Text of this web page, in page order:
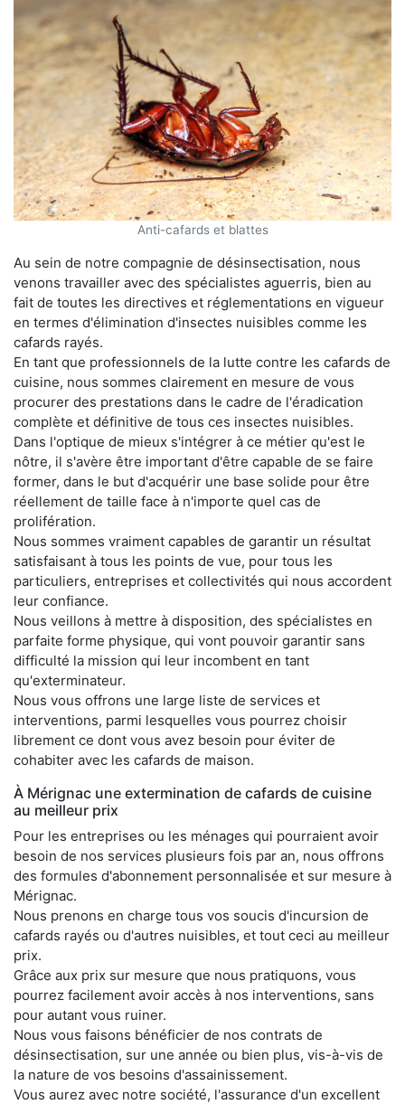
Anti-cafards et blattes
Au sein de notre compagnie de désinsectisation, nous
venons travailler avec des spécialistes aguerris, bien au
fait de toutes les directives et réglementations en vigueur
en termes d'élimination d'insectes nuisibles comme les
cafards rayés.
En tant que professionnels de la lutte contre les cafards de
cuisine, nous sommes clairement en mesure de vous
procurer des prestations dans le cadre de l'éradication
complète et définitive de tous ces insectes nuisibles.
Dans l'optique de mieux s'intégrer à ce métier qu'est le
nôtre, il s'avère être important d'être capable de se faire
former, dans le but d'acquérir une base solide pour être
réellement de taille face à n'importe quel cas de
prolifération.
Nous sommes vraiment capables de garantir un résultat
satisfaisant à tous les points de vue, pour tous les
particuliers, entreprises et collectivités qui nous accordent
leur confiance.
Nous veillons à mettre à disposition, des spécialistes en
parfaite forme physique, qui vont pouvoir garantir sans
difficulté la mission qui leur incombent en tant
qu'exterminateur.
Nous vous offrons une large liste de services et
interventions, parmi lesquelles vous pourrez choisir
librement ce dont vous avez besoin pour éviter de
cohabiter avec les cafards de maison.
À Mérignac une extermination de cafards de cuisine
au meilleur prix
Pour les entreprises ou les ménages qui pourraient avoir
besoin de nos services plusieurs fois par an, nous offrons
des formules d'abonnement personnalisée et sur mesure à
Mérignac.
Nous prenons en charge tous vos soucis d'incursion de
cafards rayés ou d'autres nuisibles, et tout ceci au meilleur
prix.
Grâce aux prix sur mesure que nous pratiquons, vous
pourrez facilement avoir accès à nos interventions, sans
pour autant vous ruiner.
Nous vous faisons bénéficier de nos contrats de
désinsectisation, sur une année ou bien plus, vis-à-vis de
la nature de vos besoins d'assainissement.
Vous aurez avec notre société, l'assurance d'un excellent